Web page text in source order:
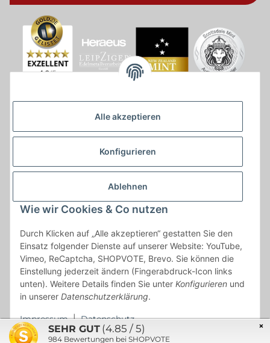
Alle akzeptieren
Konfigurieren
Ablehnen
Wie wir Cookies & Co nutzen
Durch Klicken auf „Alle akzeptieren“ gestatten Sie den
Einsatz folgender Dienste auf unserer Website: YouTube,
Vimeo, ReCaptcha, SHOPVOTE, Brevo. Sie können die
Einstellung jederzeit ändern (Fingerabdruck-Icon links
unten). Weitere Details finden Sie unter Konfigurieren und
in unserer Datenschutzerklärung.
Impressum | Datenschutz
* * Lieferzeiten gelten ab Zahlungseingang und innerhalb
Deutschland.Irrtümer vorbehalten. Angaben zur
Auflagenhöhe, Durchmesser, etc. werden nicht garantiert. Der
Kaufvertrag bleibt davon unbetroffen. Alle angegebenen Preise
sind incl. der gesetzlichen UST und, zzgl.Versand| Das Angebot
"kostenlose Lieferung" bezieht sich aussließlich auf den
© 2021 Münzen Engel GmbH & Co. KG
×
SEHR GUT (4.85 / 5)
984 Bewertungen bei SHOPVOTE